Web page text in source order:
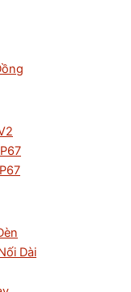
Dài